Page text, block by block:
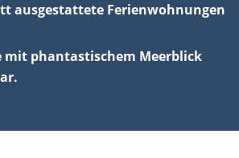
ausgestattete Ferienwohnungen
mit phantastischem Meerblick